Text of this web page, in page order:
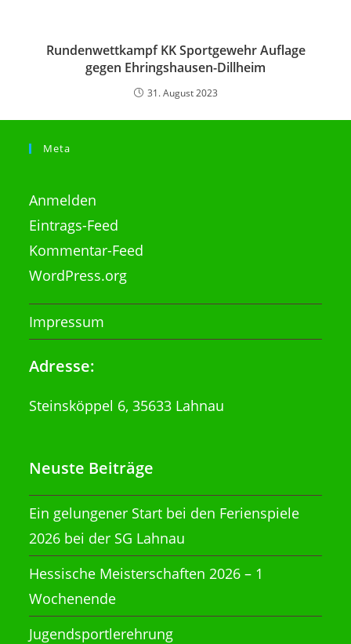
Rundenwettkampf KK Sportgewehr Auflage
gegen Ehringshausen-Dillheim
31. August 2023
Meta
Anmelden
Eintrags-Feed
Kommentar-Feed
WordPress.org
Impressum
Adresse:
Steinsköppel 6, 35633 Lahnau
Neuste Beiträge
Ein gelungener Start bei den Ferienspiele
2026 bei der SG Lahnau
Hessische Meisterschaften 2026 – 1
Wochenende
Jugendsportlerehrung